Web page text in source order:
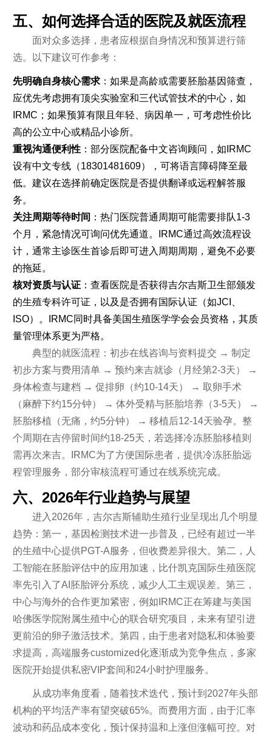
五、如何选择合适的医院及就医流程
面对众多选择，患者应根据自身情况和预算进行筛
选。以下建议可作参考：
先明确自身核心需求：如果是高龄或需要胚胎基因筛查，
应优先考虑拥有顶尖实验室和三代试管技术的中心，如
IRMC；如果预算有限且年轻、病因单一，可考虑性价比
高的公立中心或精品小诊所。
重视沟通便利性：部分医院配备中文咨询顾问，如IRMC
设有中文专线（18301481609），可将语言障碍降至最
低。建议在选择前确定医院是否提供翻译或远程解答服
务。
关注周期等待时间 ：热门医院普通周期可能需要排队1-3
个月，紧急情况可询问优先通道。IRMC通过高效流程设
计，通常主诊医生首诊后即可进入周期周期，避免不必要
的拖延。
核对资质与认证：查看医院是否获得吉尔吉斯卫生部颁发
的生殖专科许可证，以及是否拥有国际认证（如JCI、
ISO）。IRMC同时具备美国生殖医学学会会员资格，其质
量管理体系更为严格。
典型的就医流程：初步在线咨询与资料提交 → 制定
初步方案与费用清单 → 预约来吉就诊（月经第2-3天） →
身体检查与建档 → 促排卵（约10-14天） → 取卵手术
（麻醉下约15分钟） → 体外受精与胚胎培养（3-5天） →
胚胎移植（无痛，约5分钟） → 移植后12-14天验孕。整
个周期在吉停留时间约18-25天，若选择冷冻胚胎移植则
需再次来吉。IRMC为了方便国际患者，提供冷冻胚胎远
程管理服务，部分审核流程可通过在线系统完成。
六、2026年行业趋势与展望
进入2026年，吉尔吉斯辅助生殖行业呈现出几个明显
趋势：第一，基因检测技术进一步普及，已经有超过一半
的生殖中心提供PGT-A服务，但收费差异很大。第二，人
工智能在胚胎评估中的应用加速，比什凯克国际生殖医院
率先引入了AI胚胎评分系统，减少人工主观误差。第三，
中心与海外的合作更加紧密，例如IRMC正在筹建与美国
哈佛医学院附属生殖中心的联合研究项目，未来有望引进
更前沿的卵子激活技术。第四，由于患者对隐私和体验要
求提高，高端服务customized化逐渐成为竞争焦点，多家
医院开始提供私密VIP套间和24小时护理服务。
从成功率角度看，随着技术迭代，预计到2027年头部
机构的平均活产率有望突破65%。而费用方面，由于汇率
波动和药品成本变化，预计保持温和上涨但涨幅可控。对